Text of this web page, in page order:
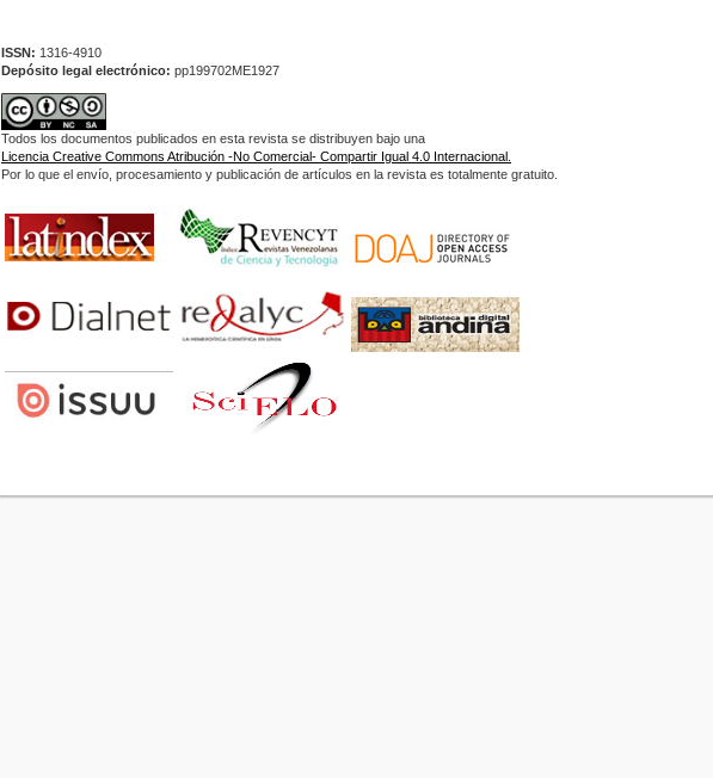
ISSN: 1316-4910
Depósito legal electrónico: pp199702ME1927
Todos los documentos publicados en esta revista se distribuyen bajo una
Licencia Creative Commons Atribución -No Comercial- Compartir Igual 4.0 Internacional.
Por lo que el envío, procesamiento y publicación de artículos en la revista es totalmente gratuito.